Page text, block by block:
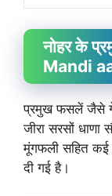
नोहर के
Mandi
प्रमुख फसलें जैसे
जीरा सरसों धाणा
मूंगफली सहित कई
दी गई है।